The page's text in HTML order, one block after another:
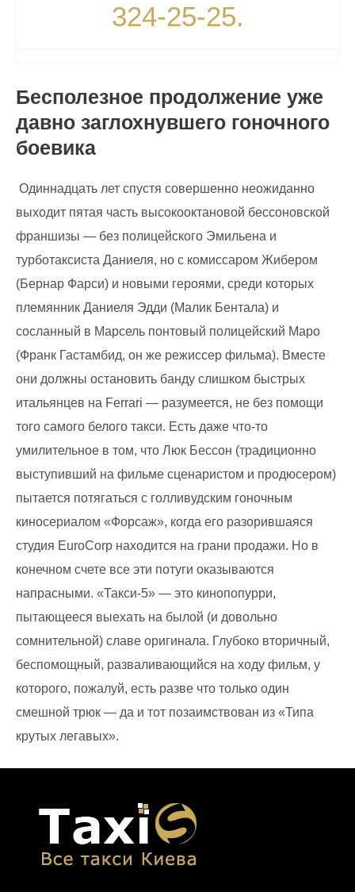
324-25-25.
Бесполезное продолжение уже
давно заглохнувшего гоночного
боевика
Одиннадцать лет спустя совершенно неожиданно
выходит пятая часть высокооктановой бессоновской
франшизы — без полицейского Эмильена и
турботаксиста Даниеля, но с комиссаром Жибером
(Бернар Фарси) и новыми героями, среди которых
племянник Даниеля Эдди (Малик Бентала) и
сосланный в Марсель понтовый полицейский Маро
(Франк Гастамбид, он же режиссер фильма). Вместе
они должны остановить банду слишком быстрых
итальянцев на Ferrari — разумеется, не без помощи
того самого белого такси. Есть даже что-то
умилительное в том, что Люк Бессон (традиционно
выступивший на фильме сценаристом и продюсером)
пытается потягаться с голливудским гоночным
киносериалом «Форсаж», когда его разорившаяся
студия EuroCorp находится на грани продажи. Но в
конечном счете все эти потуги оказываются
напрасными. «Такси-5» — это кинопопурри,
пытающееся выехать на былой (и довольно
сомнительной) славе оригинала. Глубоко вторичный,
беспомощный, разваливающийся на ходу фильм, у
которого, пожалуй, есть разве что только один
смешной трюк — да и тот позаимствован из «Типа
крутых легавых».